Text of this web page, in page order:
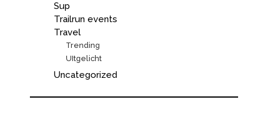
Sup
Trailrun events
Travel
Trending
UItgelicht
Uncategorized